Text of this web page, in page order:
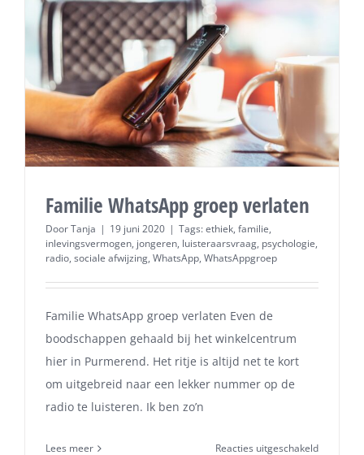
Familie WhatsApp groep verlaten
DoorTanja | 19 juni 2020 | Tags:ethiek, familie,
inlevingsvermogen, jongeren, luisteraarsvraag, psychologie,
radio, sociale afwijzing, WhatsApp, WhatsAppgroep
Familie WhatsApp groep verlaten Even de
boodschappen gehaald bij het winkelcentrum
hier in Purmerend. Het ritje is altijd net te kort
om uitgebreid naar een lekker nummer op de
radio te luisteren. Ik ben zo’n
Lees meer Reacties uitgeschakeldvoor